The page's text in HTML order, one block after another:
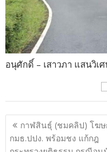
อนุศักดิ์ – เสาวภา แสนวิเ
แนะแนว
เรื่อง
กาฬสินธุ์ (ชมคลิป) โฆ
กมธ.ปปง. พร้อมชง แก้กฎ